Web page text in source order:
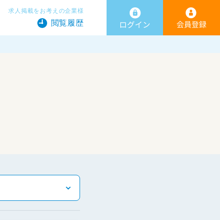
求人掲載をお考えの企業様
閲覧履歴